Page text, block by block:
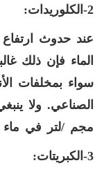
2-الكلوريدات:
عند حدوث
الماء فإن ذلك
سواء بمخلفات
مجم /لتر في ماء
3-الكبريتات: